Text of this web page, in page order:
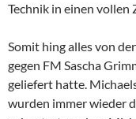
Technik in einen vollen
Somit hing alles von
gegen FM Sascha
geliefert hatte.
wurden immer wieder